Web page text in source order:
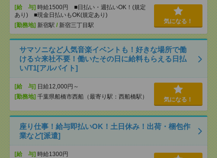
[給 与] 時給1500円 ■日払い・週払いOK！(規定
あり) ■現金日払いもOK(規定あり)
[勤務地] 新宿駅 / 新宿三丁目駅
気になる！
サマソニなど人気音楽イベントも！好きな場所で働
ける☆来社不要！働いたその日に給料もらえる日払
い/T1[アルバイト]
[給 与] 日給12,000円～
[勤務地] 千葉県船橋市西船（最寄り駅：西船橋駅） 気になる！
座り仕事！給与即払いOK！土日休み！出荷・梱包作
業など[派遣]
[給 与] 時給1300円